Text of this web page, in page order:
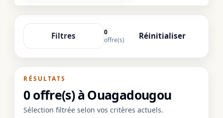
Filtres
0
offre(s)
Réinitialiser
RÉSULTATS
0 offre(s) à Ouagadougou
Sélection filtrée selon vos critères actuels.